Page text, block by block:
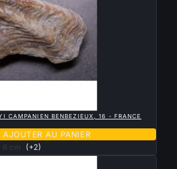
CAMPANIEN BENBEZIEUX, 16 - FRANCE
AJOUTER AU PANIER
6 cm (+2)